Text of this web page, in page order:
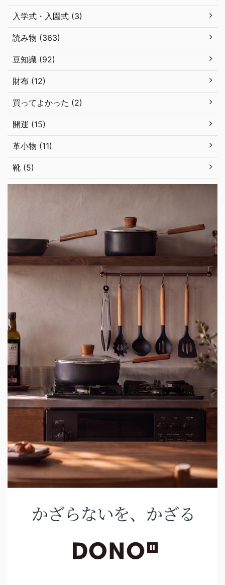
入学式・入園式 (3)
読み物 (363)
豆知識 (92)
財布 (12)
買ってよかった (2)
開運 (15)
革小物 (11)
靴 (5)